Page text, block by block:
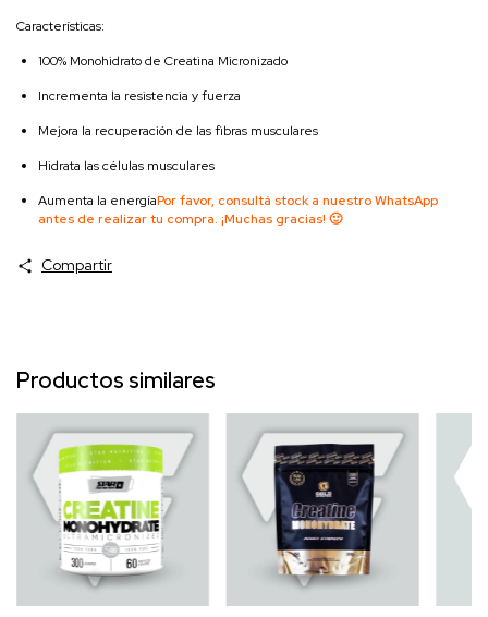
Características:
100% Monohidrato de Creatina Micronizado
Incrementa la resistencia y fuerza
Mejora la recuperación de las fibras musculares
Hidrata las células musculares
Aumenta la energíaPor favor, consultá stock a nuestro WhatsApp
antes de realizar tu compra. ¡Muchas gracias! 🙂
Compartir
Productos similares